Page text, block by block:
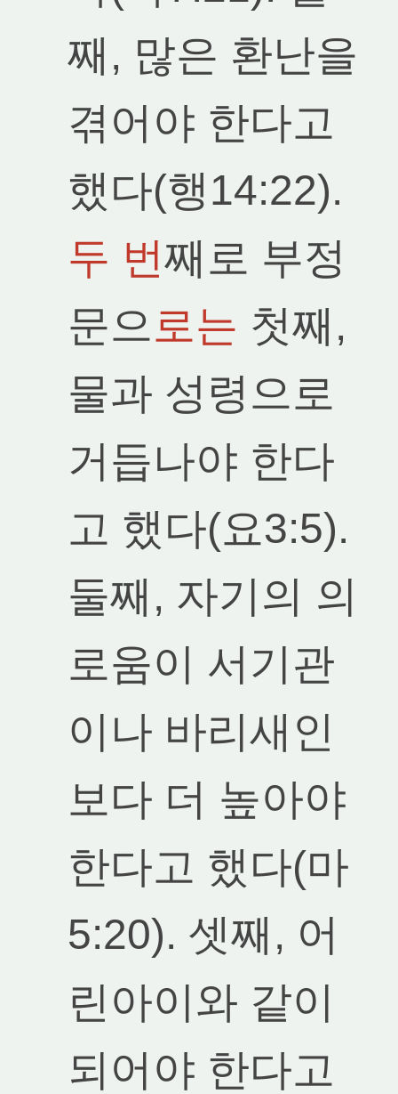
째, 많은 환난을
겪어야 한다고
했다(행14:22).
두 번째로 부정
문으로는 첫째,
물과 성령으로
거듭나야 한다
고 했다(요3:5).
둘째, 자기의 의
로움이 서기관
이나 바리새인
보다 더 높아야
한다고 했다(마
5:20). 셋째, 어
린아이와 같이
되어야 한다고